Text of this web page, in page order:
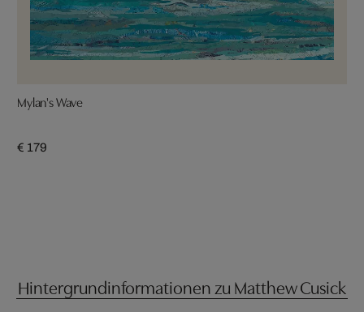
Mylan's Wave
€ 179
Hintergrundinformationen zu Matthew Cusick